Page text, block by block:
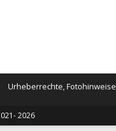
Urheberrechte, Fotohinweise
2026